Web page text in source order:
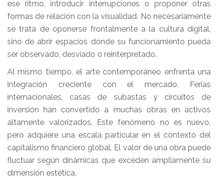
ese ritmo, introducir interrupciones o proponer otras
formas de relación con la visualidad. No necesariamente
se trata de oponerse frontalmente a la cultura digital,
sino de abrir espacios donde su funcionamiento pueda
ser observado, desviado o reinterpretado.
Al mismo tiempo, el arte contemporáneo enfrenta una
integración creciente con el mercado. Ferias
internacionales, casas de subastas y circuitos de
inversión han convertido a muchas obras en activos
altamente valorizados. Este fenómeno no es nuevo,
pero adquiere una escala particular en el contexto del
capitalismo financiero global. El valor de una obra puede
fluctuar según dinámicas que exceden ampliamente su
dimensión estética.